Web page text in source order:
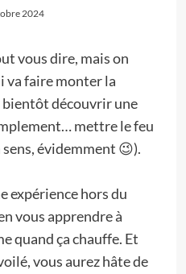
2024
vous dire, mais on
va faire monter la
découvrir une
mettre le feu
évidemment 😉).
expérience hors du
vous apprendre à
quand ça chauffe. Et
vous aurez hâte de